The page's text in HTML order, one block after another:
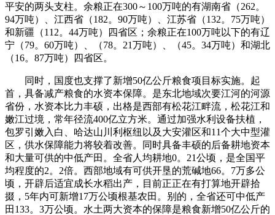
平安的两头支柱。余粮正在300～100万吨的有湖南省（262。
94万吨）、江西省（182。90万吨）、江苏省（132。75万吨）
和新疆（112。44万吨）四省区；余粮正在100万吨以下的有辽
宁（79。60万吨）、（78。21万吨）、（45。34万吨）和湖北
（16。87万吨）四省区。
同时，国度也支撑了新增50亿公斤粮食项目标实施。起
首，具备减产粮食的水资本保障。是东北地域次要江河的河源
省份，水资本比力丰硕，出格是西部有松花江畔流，松花江和
嫩江过境，常年径流400亿立方米。通过加强水利设备扶植，
包罗引嫩入白、哈达山川利枢纽以及大安灌区和11个大中型灌
区，供水保障能力将较着改善。同时具备丰硕的后备耕地资本
和大量可供的中低产田。全省人均耕地0。21公顷，是全国平
均程度的2。2倍。西部地域有可供开垦的荒碱地66。7万多公
顷，开辟后适宜成长水稻出产，目前正正在有打算地开辟拾
掇，5年内可新增17万公顷根基农田。别的，全省还可中低产
田133。3万公顷。水土两大资本的保障是粮食新增50亿公斤的